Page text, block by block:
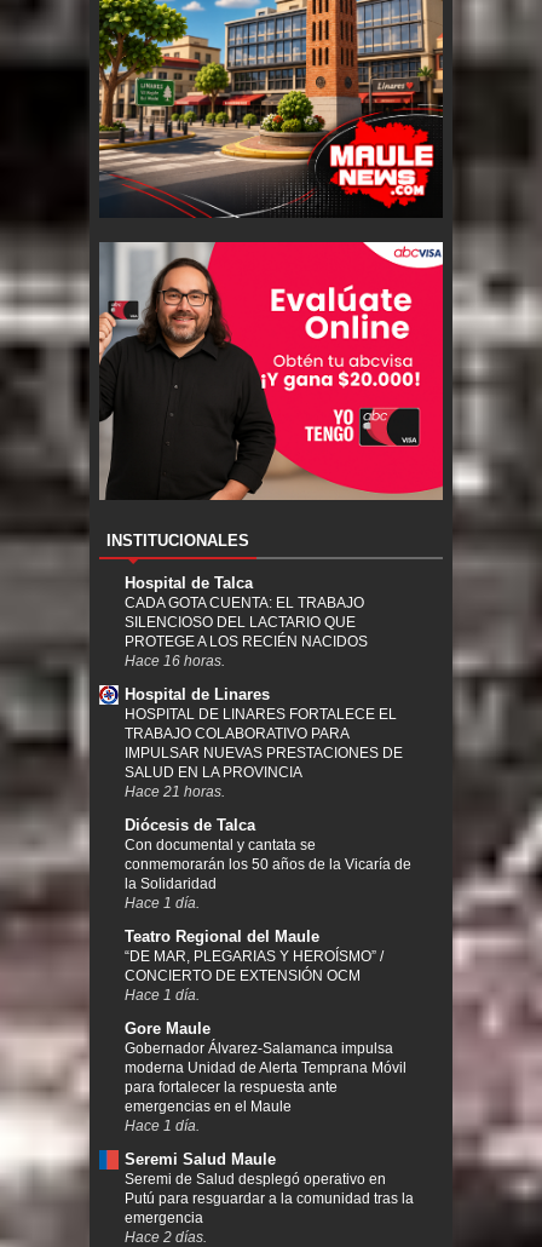
INSTITUCIONALES
Hospital de Talca
CADA GOTA CUENTA: EL TRABAJO
SILENCIOSO DEL LACTARIO QUE
PROTEGE A LOS RECIÉN NACIDOS
Hace 16 horas.
Hospital de Linares
HOSPITAL DE LINARES FORTALECE EL
TRABAJO COLABORATIVO PARA
IMPULSAR NUEVAS PRESTACIONES DE
SALUD EN LA PROVINCIA
Hace 21 horas.
Diócesis de Talca
Con documental y cantata se
conmemorarán los 50 años de la Vicaría de
la Solidaridad
Hace 1 día.
Teatro Regional del Maule
“DE MAR, PLEGARIAS Y HEROÍSMO” /
CONCIERTO DE EXTENSIÓN OCM
Hace 1 día.
Gore Maule
Gobernador Álvarez-Salamanca impulsa
moderna Unidad de Alerta Temprana Móvil
para fortalecer la respuesta ante
emergencias en el Maule
Hace 1 día.
Seremi Salud Maule
Seremi de Salud desplegó operativo en
Putú para resguardar a la comunidad tras la
emergencia
Hace 2 días.